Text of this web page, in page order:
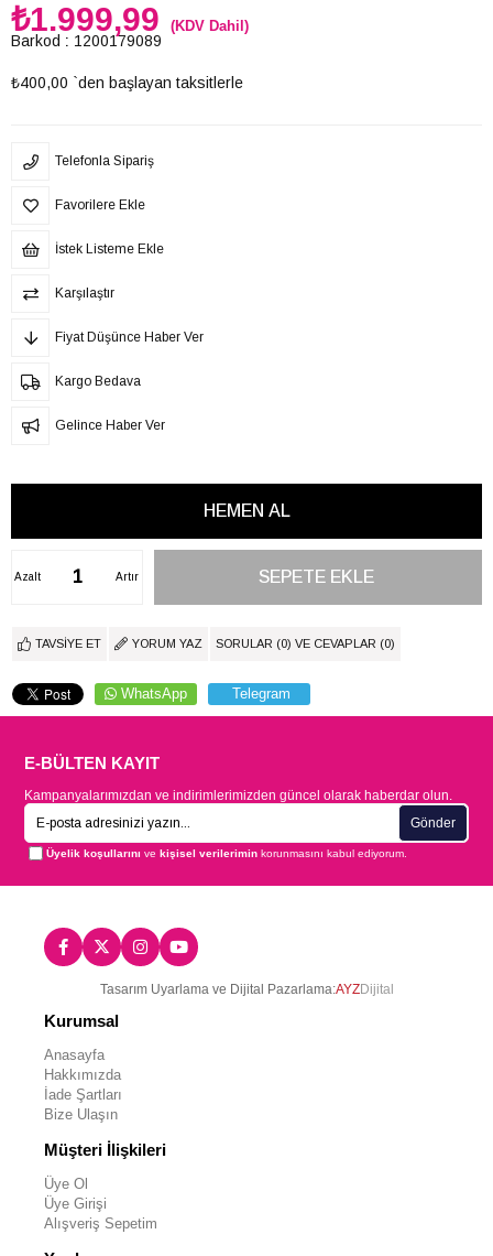
₺1.999,99 (KDV Dahil)
Barkod : 1200179089
₺400,00 `den başlayan taksitlerle
Telefonla Sipariş
Favorilere Ekle
İstek Listeme Ekle
Karşılaştır
Fiyat Düşünce Haber Ver
Kargo Bedava
Gelince Haber Ver
Artır
Azalt
TAVSIYE ET YORUM YAZ SORULAR (0) VE CEVAPLAR (0)
WhatsApp Telegram
E-BÜLTEN KAYIT
Kampanyalarımızdan ve indirimlerimizden güncel olarak haberdar olun.
Gönder
Üyelik koşullarını vekişisel verilerimin korunmasını kabul ediyorum.
Tasarım Uyarlama ve Dijital Pazarlama:AYZDijital
Kurumsal
Anasayfa
Hakkımızda
İade Şartları
Bize Ulaşın
Müşteri İlişkileri
Üye Ol
Üye Girişi
Alışveriş Sepetim